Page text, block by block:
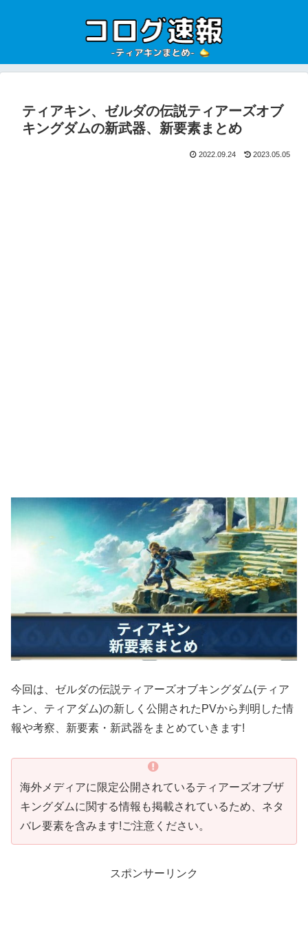
ティアキン、ゼルダの伝説ティアーズオブ
キングダムの新武器、新要素まとめ
2022.09.24 2023.05.05
今回は、ゼルダの伝説ティアーズオブキングダム(ティア
キン、ティアダム)の新しく公開されたPVから判明した情
報や考察、新要素・新武器をまとめていきます!
海外メディアに限定公開されているティアーズオブザ
キングダムに関する情報も掲載されているため、ネタ
バレ要素を含みます!ご注意ください。
スポンサーリンク